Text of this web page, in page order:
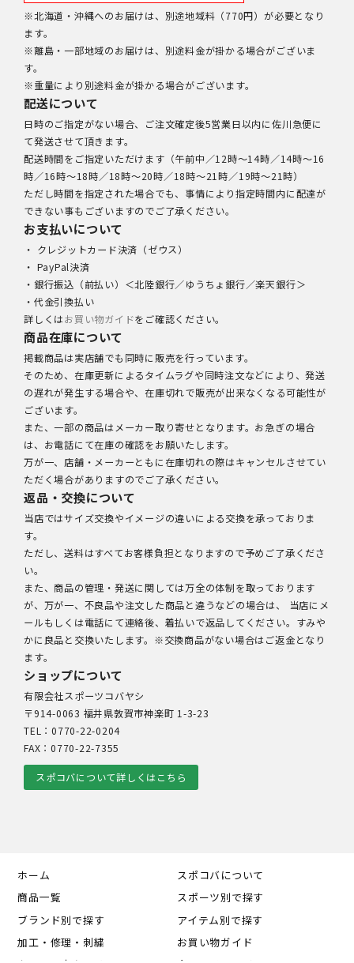
※北海道・沖縄へのお届けは、別途地域料（770円）が必要となり
ます。
※離島・一部地域のお届けは、別途料金が掛かる場合がございま
す。
※重量により別途料金が掛かる場合がございます。
配送について
日時のご指定がない場合、ご注文確定後5営業日以内に佐川急便に
て発送させて頂きます。
配送時間をご指定いただけます（午前中／12時～14時／14時～16
時／16時～18時／18時～20時／18時～21時／19時～21時）
ただし時間を指定された場合でも、事情により指定時間内に配達が
できない事もございますのでご了承ください。
お支払いについて
・ クレジットカード決済（ゼウス）
・ PayPal決済
・銀行振込（前払い）＜北陸銀行／ゆうちょ銀行／楽天銀行＞
・代金引換払い
詳しくはお買い物ガイドをご確認ください。
商品在庫について
掲載商品は実店舗でも同時に販売を行っています。
そのため、在庫更新によるタイムラグや同時注文などにより、発送
の遅れが発生する場合や、在庫切れで販売が出来なくなる可能性が
ございます。
また、一部の商品はメーカー取り寄せとなります。お急ぎの場合
は、お電話にて在庫の確認をお願いたします。
万が一、店舗・メーカーともに在庫切れの際はキャンセルさせてい
ただく場合がありますのでご了承ください。
返品・交換について
当店ではサイズ交換やイメージの違いによる交換を承っておりま
す。
ただし、送料はすべてお客様負担となりますので予めご了承くださ
い。
また、商品の管理・発送に関しては万全の体制を取っております
が、万が一、不良品や注文した商品と違うなどの場合は、 当店にメ
ールもしくは電話にて連絡後、着払いで返品してください。すみや
かに良品と交換いたします。※交換商品がない場合はご返金となり
ます。
ショップについて
有限会社スポーツコバヤシ
〒914-0063 福井県敦賀市神楽町 1-3-23
TEL：0770-22-0204
FAX：0770-22-7355
スポコバについて詳しくはこちら
ホーム
スポコバについて
商品一覧
スポーツ別で探す
ブランド別で探す
アイテム別で探す
加工・修理・刺繍
お買い物ガイド